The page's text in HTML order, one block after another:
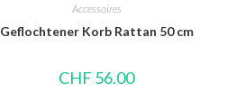
Accessoires
Geflochtener Korb Rattan 50 cm
CHF 56.00